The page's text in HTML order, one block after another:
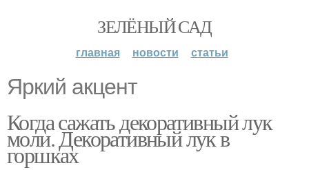
ЗЕЛЁНЫЙ САД
главная новости статьи
Яркий акцент
Когда сажать декоративный лук
моли. Декоративный лук в
горшках